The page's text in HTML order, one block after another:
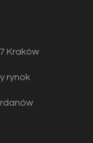
Kraków
rynok